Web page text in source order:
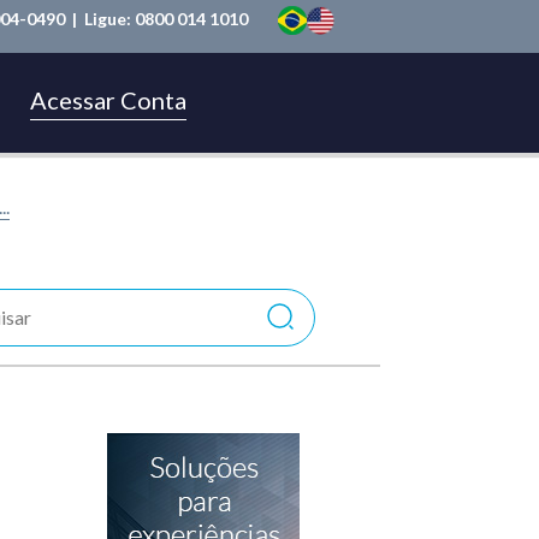
0490 | Ligue: 0800 014 1010
Acessar Conta